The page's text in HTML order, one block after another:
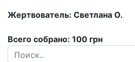
Жертвователь: Светлана О.
Всего собрано: 100 грн